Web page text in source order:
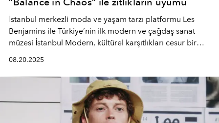
İstanbul merkezli moda ve yaşam tarzı platformu Les
Benjamins ile Türkiye’nin ilk modern ve çağdaş sanat
müzesi İstanbul Modern, kültürel karşıtlıkları cesur bir
08.20.2025